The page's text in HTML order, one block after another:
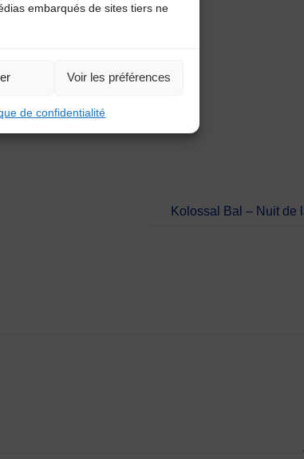
embarqués de sites tiers ne
Voir les préférences
de confidentialité
Kolossal Bal – Nuit de